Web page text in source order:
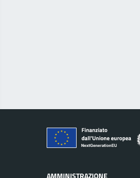
AMMINISTRAZIONE